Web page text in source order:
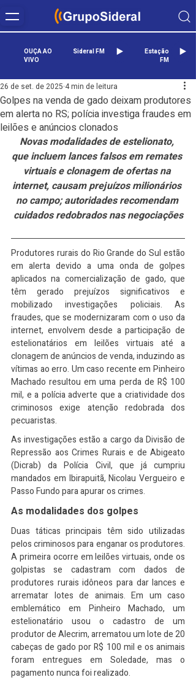
OUÇA AO
VIVO
Sideral FM
Estação
FM
Golpes na venda de gado deixam produtores
em alerta no RS; polícia investiga fraudes em
leilões e anúncios clonados
26 de set. de 2025 4 min de leitura
Novas modalidades de estelionato,
que incluem lances falsos em remates
virtuais e clonagem de ofertas na
internet, causam prejuízos milionários
no campo; autoridades recomendam
cuidados redobrados nas negociações
Produtores rurais do Rio Grande do Sul estão
em alerta devido a uma onda de golpes
aplicados na comercialização de gado, que
têm gerado prejuízos significativos e
mobilizado investigações policiais. As
fraudes, que se modernizaram com o uso da
internet, envolvem desde a participação de
estelionatários em leilões virtuais até a
clonagem de anúncios de venda, induzindo as
vítimas ao erro. Um caso recente em Pinheiro
Machado resultou em uma perda de R$ 100
mil, e a polícia adverte que a criatividade dos
criminosos exige atenção redobrada dos
pecuaristas.
As investigações estão a cargo da Divisão de
Repressão aos Crimes Rurais e de Abigeato
(Dicrab) da Polícia Civil, que já cumpriu
mandados em Ibirapuitã, Nicolau Vergueiro e
Passo Fundo para apurar os crimes.
As modalidades dos golpes
Duas táticas principais têm sido utilizadas
pelos criminosos para enganar os produtores.
A primeira ocorre em leilões virtuais, onde os
golpistas se cadastram com dados de
produtores rurais idôneos para dar lances e
arrematar lotes de animais. Em um caso
emblemático em Pinheiro Machado, um
estelionatário usou o cadastro de um
produtor de Alecrim, arrematou um lote de 20
cabeças de gado por R$ 100 mil e os animais
foram entregues em Soledade, mas o
pagamento nunca foi realizado.